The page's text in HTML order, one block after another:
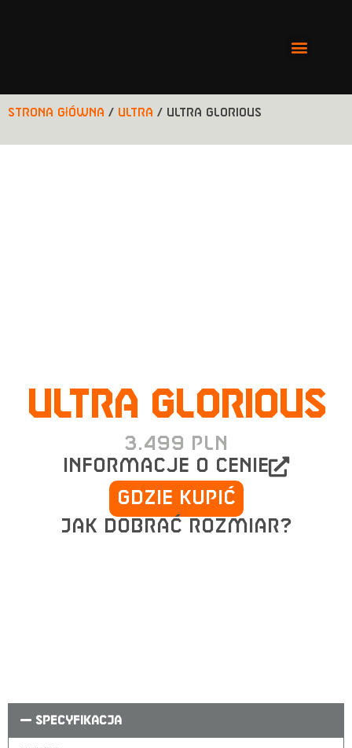
Strona główna / ULTRA / ULTRA GLORIOUS
ULTRA GLORIOUS
informacje o cenie
Gdzie kupić
3.499 PLN
Jak dobrać rozmiar?
SPECYFIKACJA